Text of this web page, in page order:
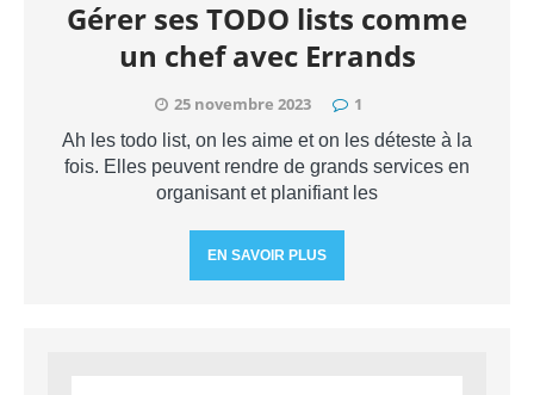
Gérer ses TODO lists comme
un chef avec Errands
25 novembre 2023 1
Ah les todo list, on les aime et on les déteste à la
fois. Elles peuvent rendre de grands services en
organisant et planifiant les
EN SAVOIR PLUS